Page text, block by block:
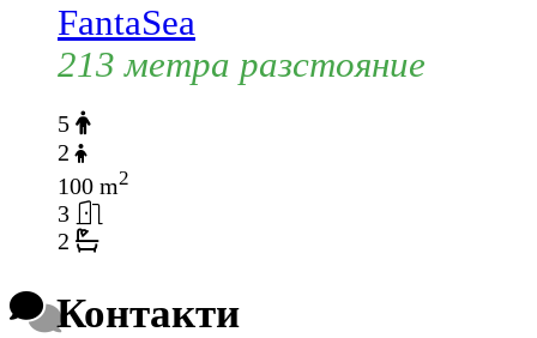
FantaSea
213 метра разстояние
5
2
100 m2
3
2
Контакти